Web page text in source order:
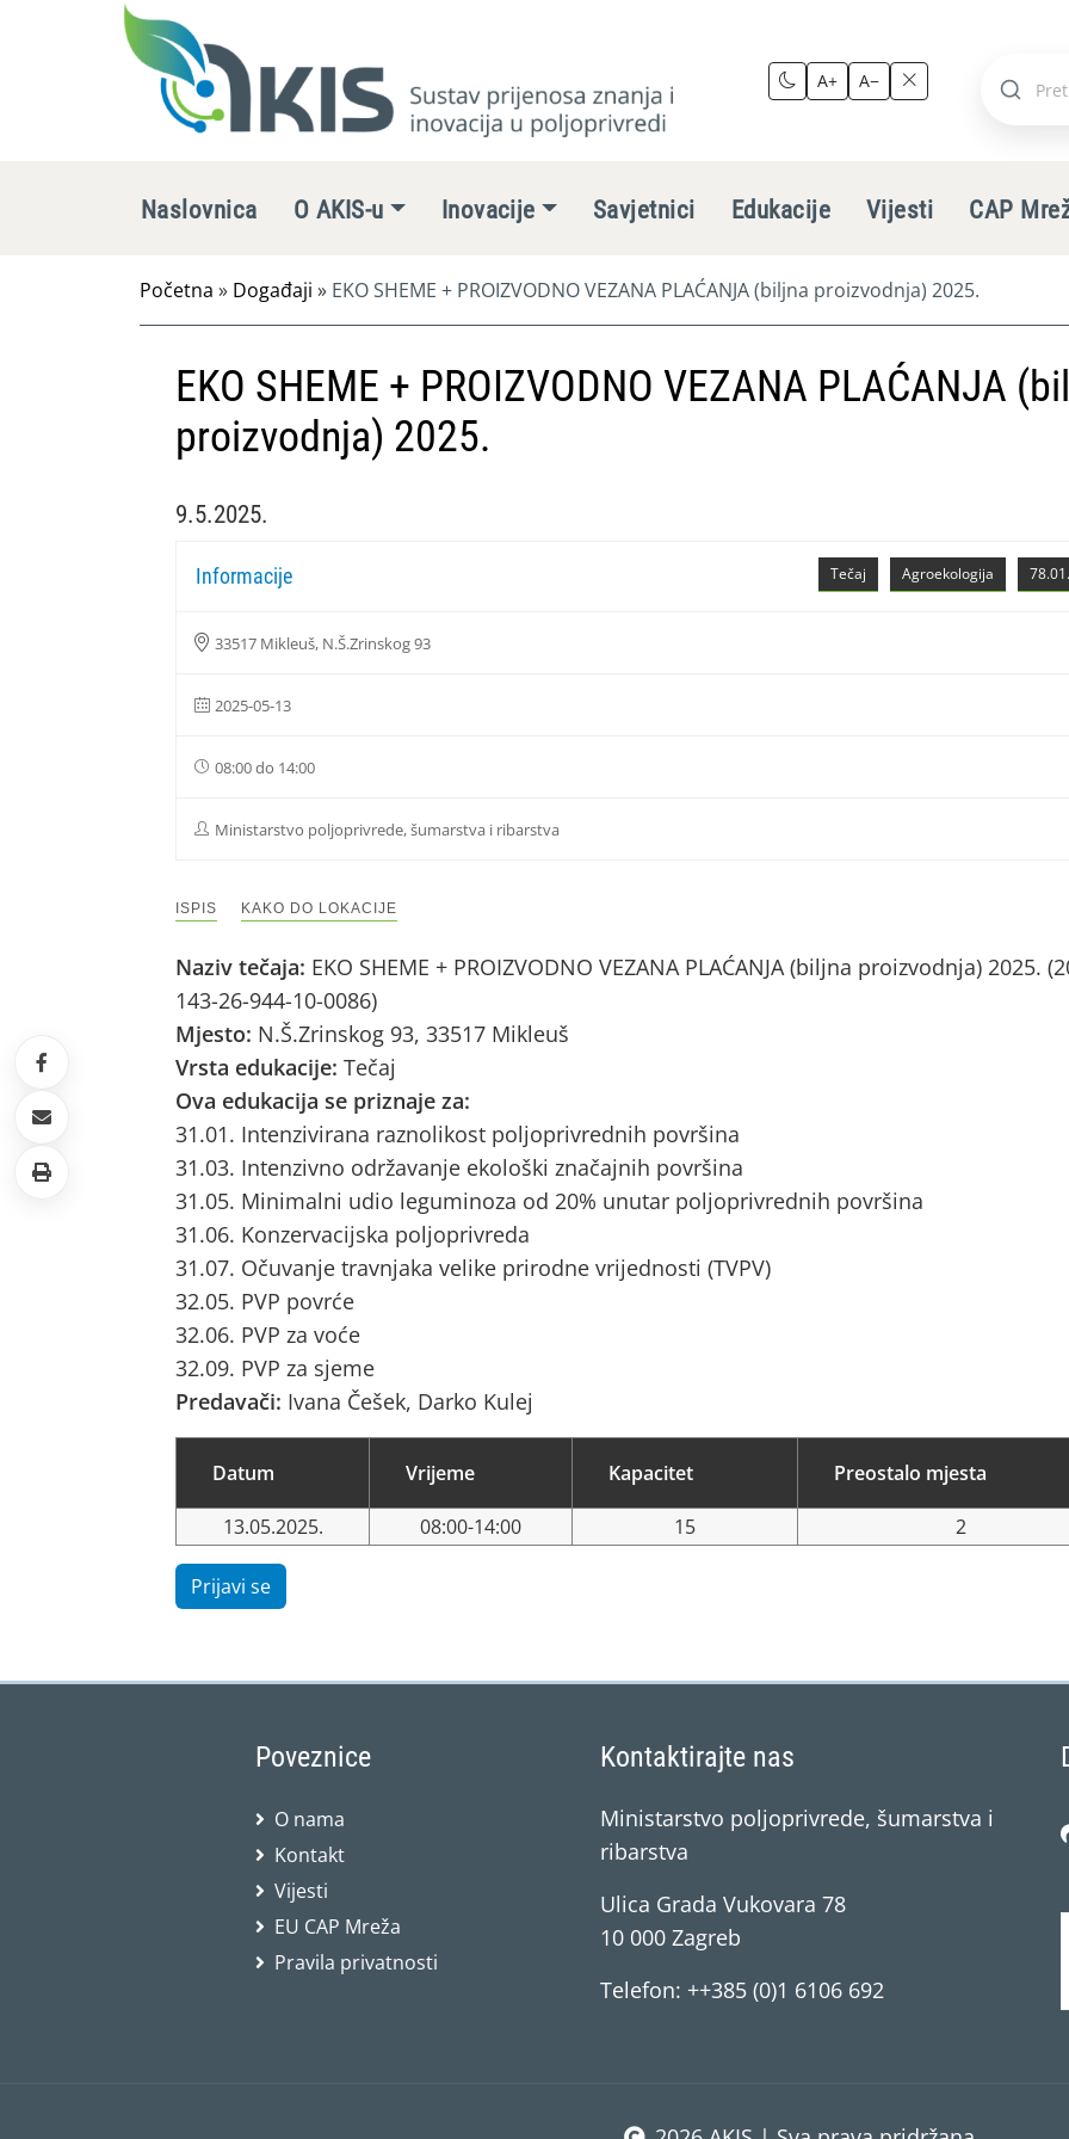
A+ A−
Pretraži
Naslovnica O AKIS-u Inovacije Savjetnici Edukacije Vijesti CAP
Početna » Događaji » EKO SHEME + PROIZVODNO VEZANA PLAĆANJA (biljna proizvodnja) 2025.
EKO SHEME + PROIZVODNO VEZANA PLAĆANJA
proizvodnja) 2025.
9.5.2025.
Agroekologija
Tečaj
Informacije
33517 Mikleuš, N.Š.Zrinskog 93
2025-05-13
08:00 do 14:00
Ministarstvo poljoprivrede, šumarstva i ribarstva
ISPIS KAKO DO LOKACIJE
Naziv tečaja: EKO SHEME + PROIZVODNO VEZANA PLAĆANJA (biljna proizvodnja) 2025.
143-26-944-10-0086)
Mjesto: N.Š.Zrinskog 93, 33517 Mikleuš
Vrsta edukacije: Tečaj
Ova edukacija se priznaje za:
31.01. Intenzivirana raznolikost poljoprivrednih površina
31.03. Intenzivno održavanje ekološki značajnih površina
31.05. Minimalni udio leguminoza od 20% unutar poljoprivrednih površina
31.06. Konzervacijska poljoprivreda
31.07. Očuvanje travnjaka velike prirodne vrijednosti (TVPV)
32.05. PVP povrće
32.06. PVP za voće
32.09. PVP za sjeme
Predavači: Ivana Češek, Darko Kulej
Datum Vrijeme Kapacitet Preostalo mjesta
13.05.2025. 08:00-14:00 15 2
Prijavi se
Poveznice
O nama
Kontakt
Vijesti
EU CAP Mreža
Pravila privatnosti
Kontaktirajte nas
Ministarstvo poljoprivrede, šumarstva i
ribarstva
Ulica Grada Vukovara 78
10 000 Zagreb
Telefon: ++385 (0)1 6106 692